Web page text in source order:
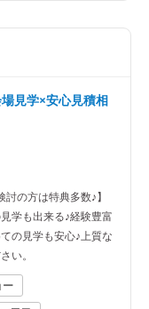
見学×安心見積相
の方は特典多数♪】
学も出来る♪経験豊富
の見学も安心♪上質な
い。
ー